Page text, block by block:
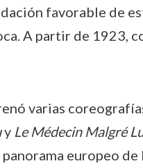
favorable de
A partir de 1923,
varias
y Le Médecin Malgré
europeo de